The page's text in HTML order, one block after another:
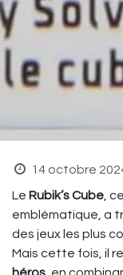
14 octobre
Le Rubik’s Cube ,
emblématique, a
des jeux les plus
Mais cette fois, il